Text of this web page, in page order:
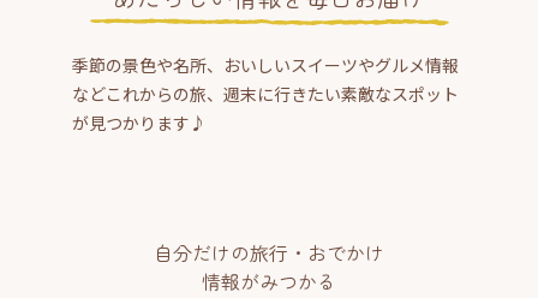
季節の景色や名所、おいしいスイーツやグルメ情報
などこれからの旅、週末に行きたい素敵なスポット
が見つかります♪
自分だけの旅行・おでかけ
情報がみつかる